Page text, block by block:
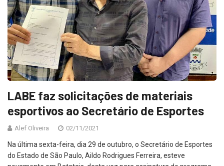
LABE faz solicitações de materiais
esportivos ao Secretário de Esportes
Alef Oliveira 02/11/2021
Na última sexta-feira, dia 29 de outubro, o Secretário de Esportes
do Estado de São Paulo, Aildo Rodrigues Ferreira, esteve